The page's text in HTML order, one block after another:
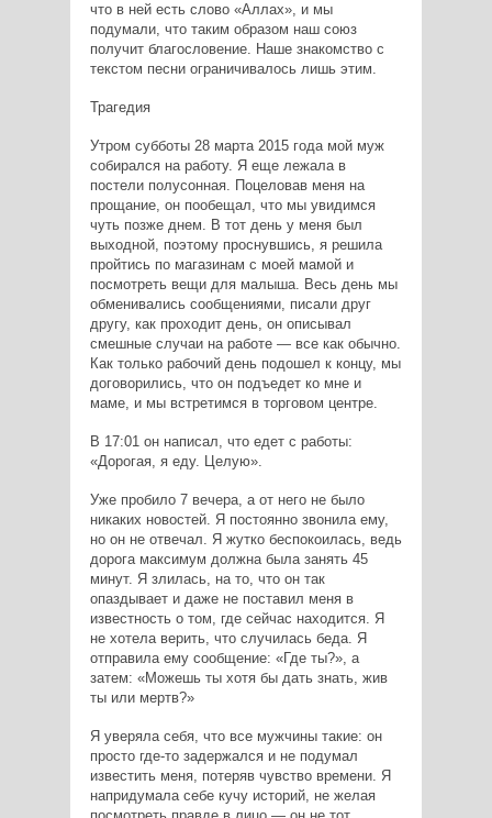
что в ней есть слово «Аллах», и мы
подумали, что таким образом наш союз
получит благословение. Наше знакомство с
текстом песни ограничивалось лишь этим.
Трагедия
Утром субботы 28 марта 2015 года мой муж
собирался на работу. Я еще лежала в
постели полусонная. Поцеловав меня на
прощание, он пообещал, что мы увидимся
чуть позже днем. В тот день у меня был
выходной, поэтому проснувшись, я решила
пройтись по магазинам с моей мамой и
посмотреть вещи для малыша. Весь день мы
обменивались сообщениями, писали друг
другу, как проходит день, он описывал
смешные случаи на работе — все как обычно.
Как только рабочий день подошел к концу, мы
договорились, что он подъедет ко мне и
маме, и мы встретимся в торговом центре.
В 17:01 он написал, что едет с работы:
«Дорогая, я еду. Целую».
Уже пробило 7 вечера, а от него не было
никаких новостей. Я постоянно звонила ему,
но он не отвечал. Я жутко беспокоилась, ведь
дорога максимум должна была занять 45
минут. Я злилась, на то, что он так
опаздывает и даже не поставил меня в
известность о том, где сейчас находится. Я
не хотела верить, что случилась беда. Я
отправила ему сообщение: «Где ты?», а
затем: «Можешь ты хотя бы дать знать, жив
ты или мертв?»
Я уверяла себя, что все мужчины такие: он
просто где-то задержался и не подумал
известить меня, потеряв чувство времени. Я
напридумала себе кучу историй, не желая